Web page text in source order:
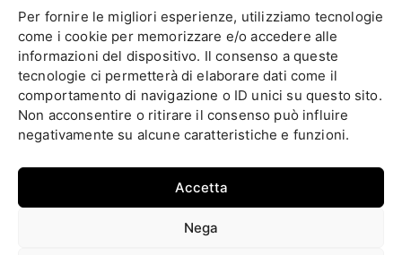
Per fornire le migliori esperienze, utilizziamo tecnologie
come i cookie per memorizzare e/o accedere alle
informazioni del dispositivo. Il consenso a queste
tecnologie ci permetterà di elaborare dati come il
comportamento di navigazione o ID unici su questo sito.
Non acconsentire o ritirare il consenso può influire
negativamente su alcune caratteristiche e funzioni.
Accetta
Nega
Norma EN 81-70 e sicurezza nella progettazione ascensore
Ascensore Condominiale
Barriere Architettoniche
Codice Civile
Condominio
Decreto Ministeriale
Decreto Presidente della Repubblica
Ente italiano di normazione
Ente Nazionale di Unificazione
Normative Europee